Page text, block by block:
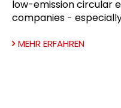
low-emission circular
companies -
MEHR ERFAHREN